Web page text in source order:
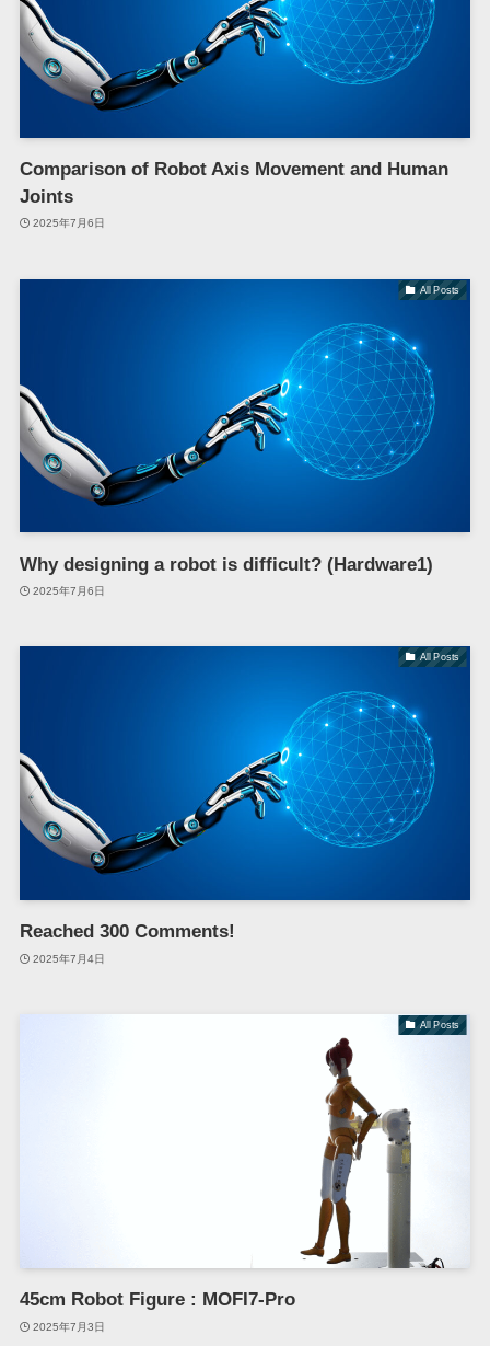
Comparison of Robot Axis Movement and Human
Joints
2025年7月6日
All Posts
Why designing a robot is difficult? (Hardware1)
2025年7月6日
All Posts
Reached 300 Comments!
2025年7月4日
All Posts
45cm Robot Figure : MOFI7-Pro
2025年7月3日